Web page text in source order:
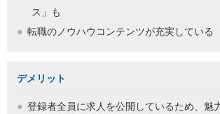
ス」も
転職のノウハウコンテンツが充実している
デメリット
登録者全員に求人を公開しているため、魅